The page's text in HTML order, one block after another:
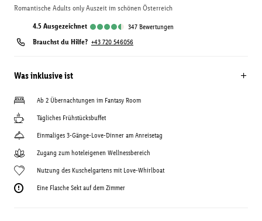
Romantische Adults only Auszeit im schönen Österreich
4.5 ausgezeichnet 347 Bewertungen
Brauchst du Hilfe? +43 720 546056
Was inklusive ist
Ab 2 Übernachtungen im Fantasy Room
Tägliches Frühstücksbuffet
Einmaliges 3-Gänge-Love-Dinner am Anreisetag
Zugang zum hoteleigenen Wellnessbereich
Nutzung des Kuschelgartens mit Love-Whirlboat
Eine Flasche Sekt auf dem Zimmer